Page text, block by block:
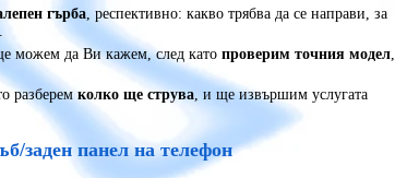
гърба, респективно: какво трябва да се направи, за
можем да Ви кажем, след като проверим точния модел,
разберем колко ще струва, и ще извършим услугата
заден панел на телефон